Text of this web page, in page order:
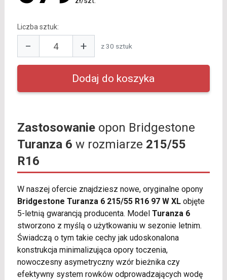
Liczba sztuk:
− + z 30 sztuk
Zastosowanieopon Bridgestone
Turanza 6 w rozmiarze 215/55
R16
W naszej ofercie znajdziesz nowe, oryginalne opony
Bridgestone Turanza 6 215/55 R16 97 W XLobjęte
5-letnią gwarancją producenta. Model Turanza 6
stworzono z myślą o użytkowaniu w sezonie letnim.
Świadczą o tym takie cechy jak udoskonalona
konstrukcja minimalizująca opory toczenia,
nowoczesny asymetryczny wzór bieżnika czy
efektywny system rowków odprowadzających wodę